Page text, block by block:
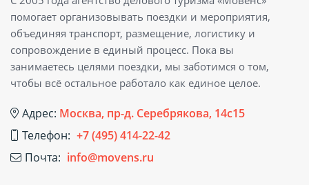
помогает организовывать поездки и мероприятия,
объединяя транспорт, размещение, логистику и
сопровождение в единый процесс. Пока вы
занимаетесь целями поездки, мы заботимся о том,
чтобы всё остальное работало как единое целое.
Адрес: Москва, пр-д. Серебрякова, 14с15
Телефон: +7 (495) 414-22-42
Почта: info@movens.ru